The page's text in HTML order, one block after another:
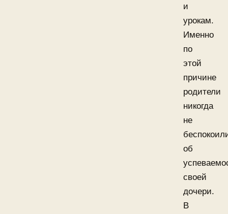
и
урокам.
Именно
по
этой
причине
родители
никогда
не
об
своей
дочери.
В